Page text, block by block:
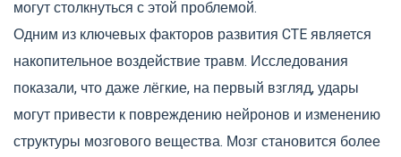
могут столкнуться с этой проблемой.
Одним из ключевых факторов развития CTE является
накопительное воздействие травм. Исследования
показали, что даже лёгкие, на первый взгляд, удары
могут привести к повреждению нейронов и изменению
структуры мозгового вещества. Мозг становится более